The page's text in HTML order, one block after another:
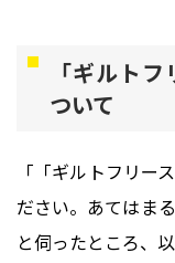
「ギルト
ついて
「「ギルトフリー
ださい。あてはま
と伺ったところ、